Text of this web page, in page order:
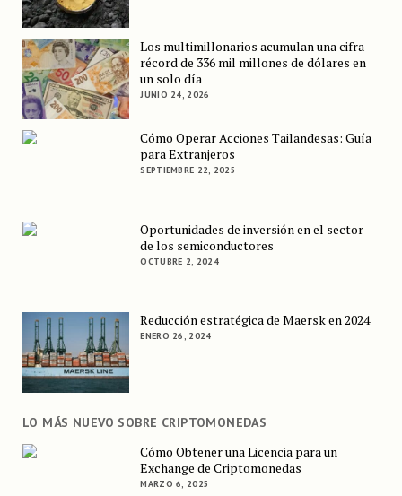
Los multimillonarios acumulan una cifra
récord de 336 mil millones de dólares en
un solo día
JUNIO 24, 2026
Cómo Operar Acciones Tailandesas: Guía
para Extranjeros
SEPTIEMBRE 22, 2025
Oportunidades de inversión en el sector
de los semiconductores
OCTUBRE 2, 2024
Reducción estratégica de Maersk en 2024
ENERO 26, 2024
LO MÁS NUEVO SOBRE CRIPTOMONEDAS
Cómo Obtener una Licencia para un
Exchange de Criptomonedas
MARZO 6, 2025